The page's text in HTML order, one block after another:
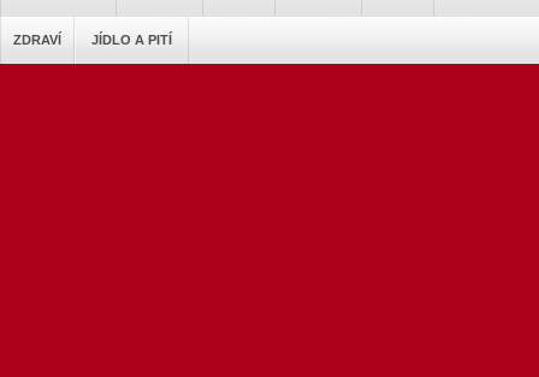
ZDRAVÍ JÍDLO A PITÍ